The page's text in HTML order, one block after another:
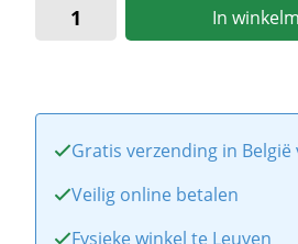
In
Gratis verzending in België
Veilig online betalen
Fysieke winkel te Leuven